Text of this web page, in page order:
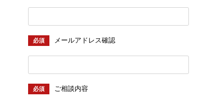
必須 メールアドレス確認
必須 ご相談内容